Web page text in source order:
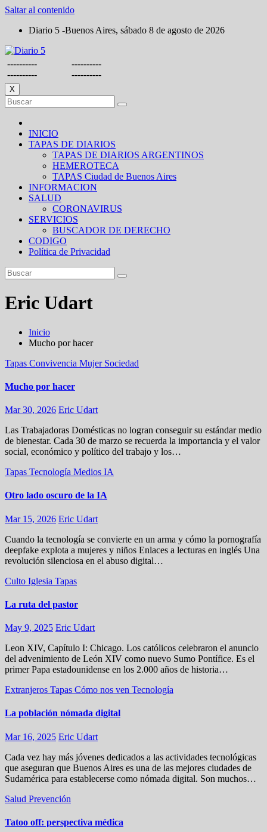
Saltar al contenido
Diario 5 -Buenos Aires, sábado 8 de agosto de 2026
----------
----------
----------
----------
X
INICIO
TAPAS DE DIARIOS
TAPAS DE DIARIOS ARGENTINOS
HEMEROTECA
TAPAS Ciudad de Buenos Aires
INFORMACION
SALUD
CORONAVIRUS
SERVICIOS
BUSCADOR DE DERECHO
CODIGO
Política de Privacidad
Eric Udart
Inicio
Mucho por hacer
Tapas Convivencia Mujer Sociedad
Mucho por hacer
Mar 30, 2026 Eric Udart
Las Trabajadoras Domésticas no logran conseguir su estándar medio
de bienestar. Cada 30 de marzo se recuerda la importancia y el valor
social, económico y político del trabajo y los…
Tapas Tecnología Medios IA
Otro lado oscuro de la IA
Mar 15, 2026 Eric Udart
Cuando la tecnología se convierte en un arma y cómo la pornografía
deepfake explota a mujeres y niños Enlaces a lecturas en inglés Una
revolución silenciosa en el abuso digital…
Culto Iglesia Tapas
La ruta del pastor
May 9, 2025 Eric Udart
Leon XIV, Capítulo I: Chicago. Los católicos celebraron el anuncio
del advenimiento de León XIV como nuevo Sumo Pontífice. Es el
primer Papa estadounidense en los 2.000 años de historia…
Extranjeros Tapas Cómo nos ven Tecnología
La población nómada digital
Mar 16, 2025 Eric Udart
Cada vez hay más jóvenes dedicados a las actividades tecnológicas
que aseguran que Buenos Aires es una de las mejores ciudades de
Sudamérica para establecerse como nómada digital. Son muchos…
Salud Prevención
Tatoo off: perspectiva médica